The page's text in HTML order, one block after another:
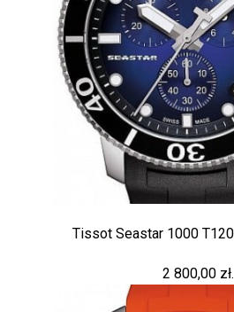
Tissot Seastar 1000
2 800,00 zł.